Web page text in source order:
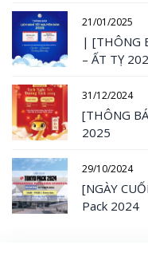
21/01/2025
| [THÔNG
– ẤT TỴ
31/12/2024
[THÔNG
2025
29/10/2024
[NGÀY
Pack 2024